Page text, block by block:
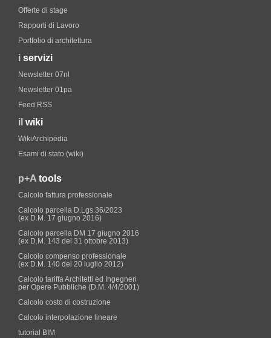
Offerte di stage
Rapporti di Lavoro
Portfolio di architettura
i servizi
Newsletter 07nl
Newsletter 01pa
Feed RSS
il wiki
WikiArchipedia
Esami di stato (wiki)
p+A tools
Calcolo fattura professionale
Calcolo parcella D.Lgs.36/2023
(ex D.M. 17 giugno 2016)
Calcolo parcella DM 17 giugno 2016
(ex D.M. 143 del 31 ottobre 2013)
Calcolo compenso professionale
(ex D.M. 140 del 20 luglio 2012)
Calcolo tariffa Architetti ed Ingegneri
per Opere Pubbliche (D.M. 4/4/2001)
Calcolo costo di costruzione
Calcolo interpolazione lineare
tutorial BIM